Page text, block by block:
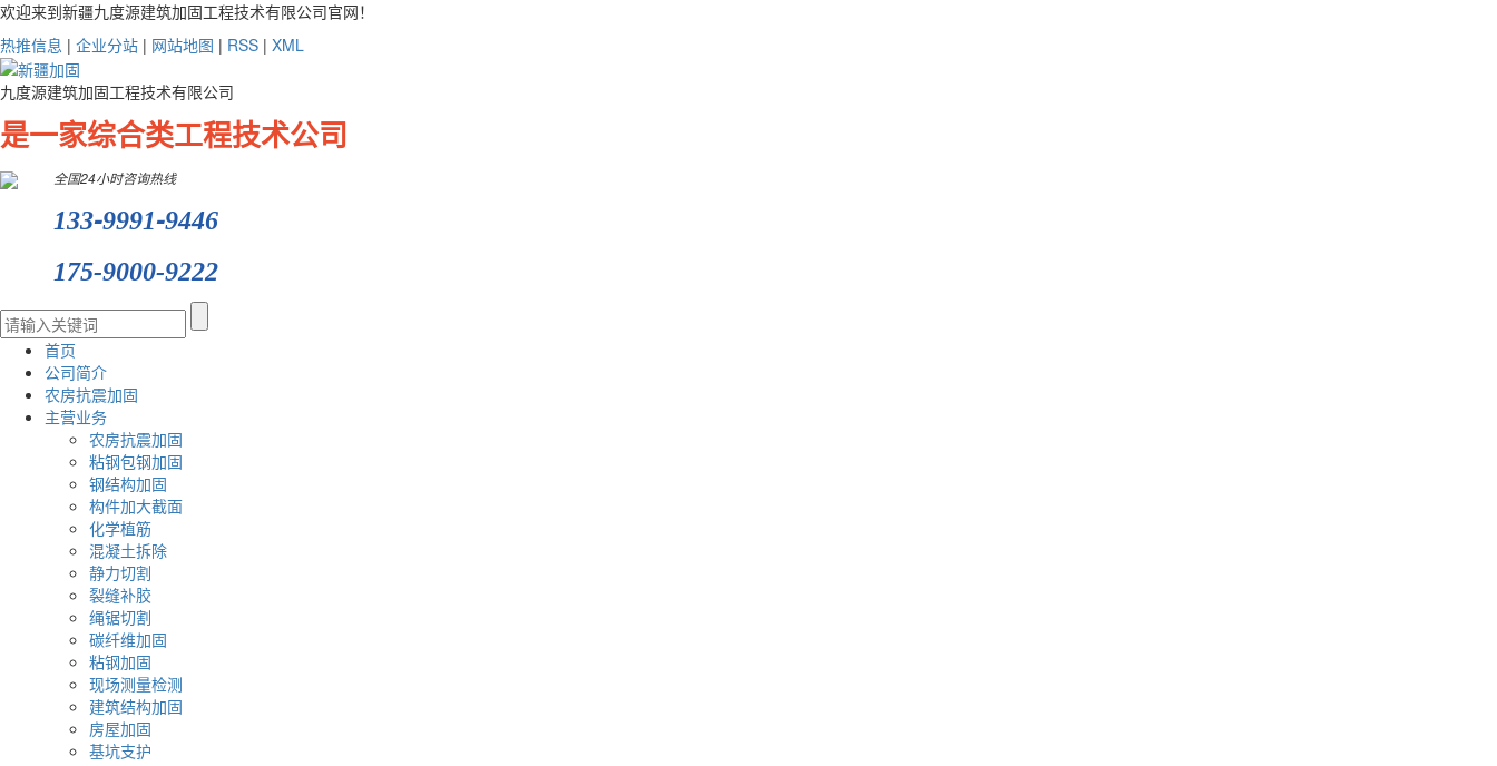
欢迎来到新疆九度源建筑加固工程技术有限公司官网！
热推信息 | 企业分站 | 网站地图 | RSS | XML
九度源建筑加固工程技术有限公司
是一家综合类工程技术公司
全国24小时咨询热线
133-9991-9446
175-9000-9222
首页
公司简介
农房抗震加固
主营业务
农房抗震加固
粘钢包钢加固
钢结构加固
构件加大截面
化学植筋
混凝土拆除
静力切割
裂缝补胶
绳锯切割
碳纤维加固
粘钢加固
现场测量检测
建筑结构加固
房屋加固
基坑支护